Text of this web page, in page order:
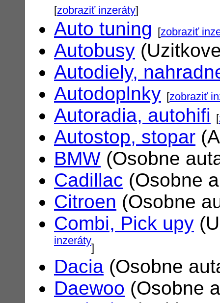
[zobraziť inzeráty]
Auto tuning [zobraziť
Autobusy
Autodiely,
Autodoplnky [zobraziť
Autoradia, autohifi [
Autostop, stopar
BMW (Osobne
Cadillac (Osobne
Citroen (Osobne
Combi, Pick upy
inzeráty]
Dacia (Osobne
Daewoo (Osobne